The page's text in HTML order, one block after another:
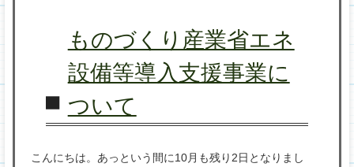
ものづくり産業省エネ
設備等導入支援事業に
ついて
こんにちは。あっという間に10月も残り2日となりまし